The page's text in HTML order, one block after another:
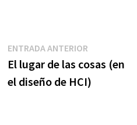
Navegación
de
ENTRADA ANTERIOREntrada
anterior:
El lugar de las cosas (en
el diseño de HCI)